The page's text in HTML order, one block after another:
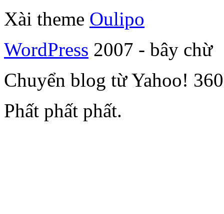
Xài theme Oulipo
WordPress 2007 - bây chừ
Chuyển blog từ Yahoo!
Phất phất phất.